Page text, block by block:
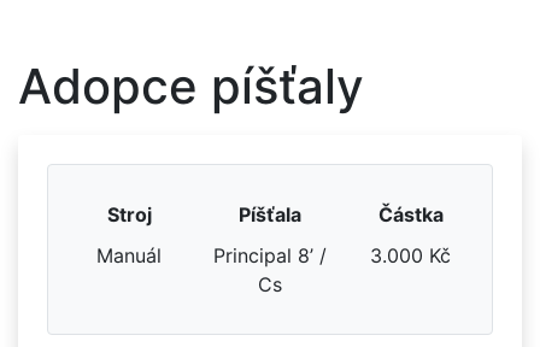
Adopce píšťaly
Stroj Píšťala
Částka
Manuál
Principal 8’ /
Cs
3.000 Kč